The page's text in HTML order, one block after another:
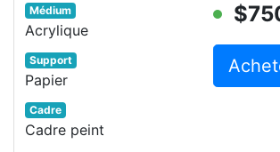
Médium
Acrylique
Support
Papier
Cadre
Cadre peint